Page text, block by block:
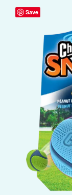
Save
Chuckit!
Sniff